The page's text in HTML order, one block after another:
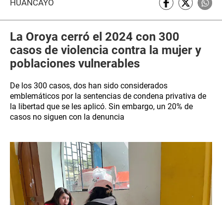
HUANCAYO
La Oroya cerró el 2024 con 300
casos de violencia contra la mujer y
poblaciones vulnerables
De los 300 casos, dos han sido considerados
emblemáticos por la sentencias de condena privativa de
la libertad que se les aplicó. Sin embargo, un 20% de
casos no siguen con la denuncia